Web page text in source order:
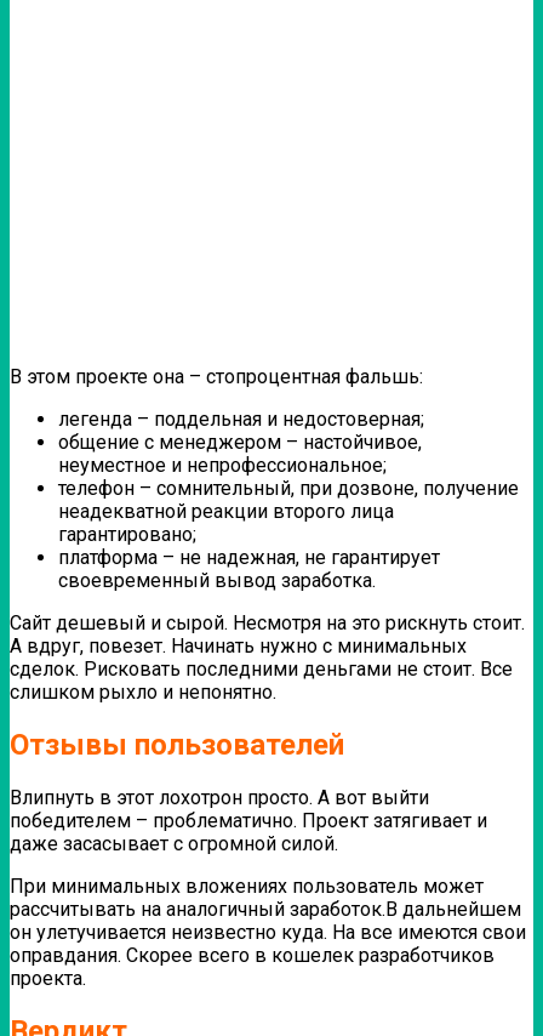
В этом проекте она – стопроцентная фальшь:
легенда – поддельная и недостоверная;
общение с менеджером – настойчивое,
неуместное и непрофессиональное;
телефон – сомнительный, при дозвоне, получение
неадекватной реакции второго лица
гарантировано;
платформа – не надежная, не гарантирует
своевременный вывод заработка.
Сайт дешевый и сырой. Несмотря на это рискнуть стоит.
А вдруг, повезет. Начинать нужно с минимальных
сделок. Рисковать последними деньгами не стоит. Все
слишком рыхло и непонятно.
Отзывы пользователей
Влипнуть в этот лохотрон просто. А вот выйти
победителем – проблематично. Проект затягивает и
даже засасывает с огромной силой.
При минимальных вложениях пользователь может
рассчитывать на аналогичный заработок.В дальнейшем
он улетучивается неизвестно куда. На все имеются свои
оправдания. Скорее всего в кошелек разработчиков
проекта.